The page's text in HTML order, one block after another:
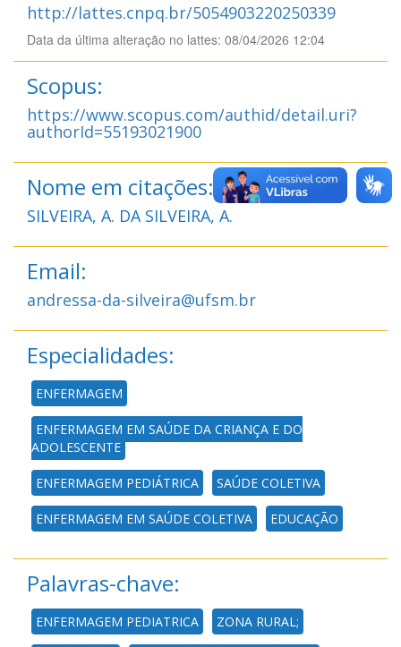
http://lattes.cnpq.br/5054903220250339
Data da última alteração no lattes: 08/04/2026 12:04
Scopus:
https://www.scopus.com/authid/detail.uri?
authorId=55193021900
Nome em citações:
SILVEIRA, A. DA SILVEIRA, A.
Email:
andressa-da-silveira@ufsm.br
Especialidades:
ENFERMAGEM
ENFERMAGEM EM SAÚDE DA CRIANÇA E DO
ADOLESCENTE
ENFERMAGEM PEDIÁTRICA SAÚDE COLETIVA
ENFERMAGEM EM SAÚDE COLETIVA EDUCAÇÃO
Palavras-chave:
ENFERMAGEM PEDIATRICA ZONA RURAL;